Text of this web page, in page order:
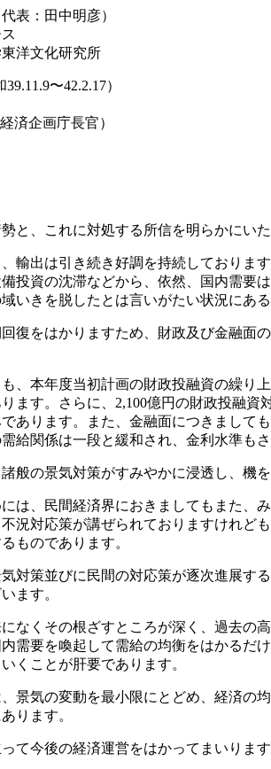
表：田中明彦）
洋文化研究所
〜42.2.17）
済企画庁長官）
と、これに対処する所信を明らかにい
輸出は引き続き好調を持続しておりま
投資の沈滞などから、依然、国内需要
いきを脱したとは言いがたい状況にある
復をはかりますため、財政及び金融面
、本年度当初計画の財政投融資の繰り
ます。さらに、2,100億円の財政投融
あります。また、金融面につきまし
給関係は一段と緩和され、金利水準も
般の景気対策がすみやかに浸透し、機
は、民間経済界におきましてもまた、
況対応策が講ぜられておりますけれど
ものであります。
対策並びに民間の対応策が逐次進展す
ます。
なくその根ざすところが深く、過去の
需要を喚起して需給の均衡をはかる
くことが肝要であります。
景気の変動を最小限にとどめ、経済の
ります。
て今後の経済運営をはかってまいりま